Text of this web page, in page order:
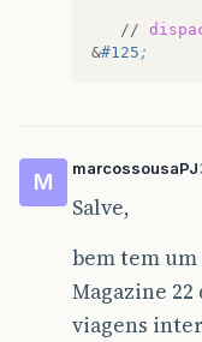
//
&#125 ;
M
marcossousaPJ
Salve,
bem tem
Magazine
viagens